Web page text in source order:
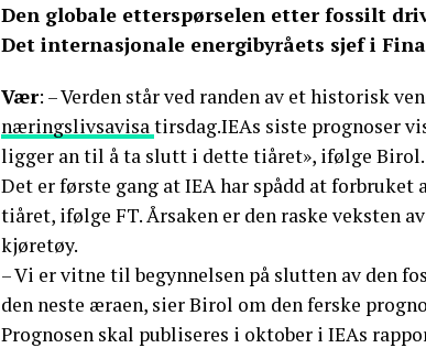
Den globale etterspørselen etter fossilt
Det internasjonale energibyråets sjef i
Vær: – Verden står ved randen av et historisk
næringslivsavisatirsdag.IEAs siste prognoser
ligger an til å ta slutt i dette tiåret», ifølge Birol.
Det er første gang at IEA har spådd at
tiåret, ifølge FT. Årsaken er den raske veksten
kjøretøy.
– Vi er vitne til begynnelsen på slutten av den
den neste æraen, sier Birol om den ferske
Prognosen skal publiseres i oktober i IEAs